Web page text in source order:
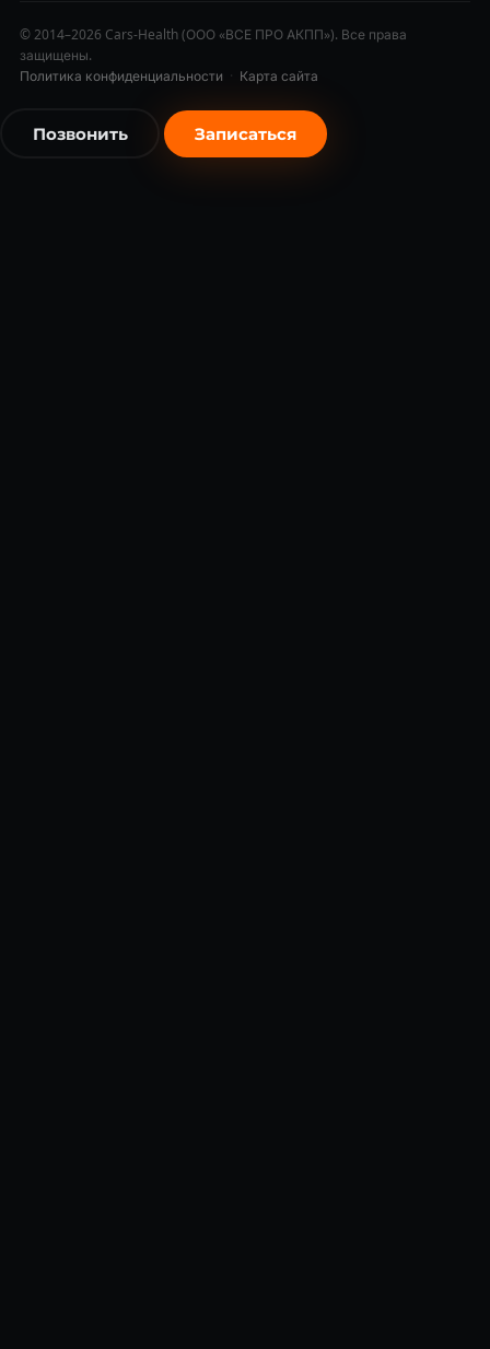
© 2014–2026 Cars-Health (ООО «ВСЕ ПРО АКПП»). Все права
защищены.
Политика конфиденциальности · Карта сайта
Позвонить Записаться